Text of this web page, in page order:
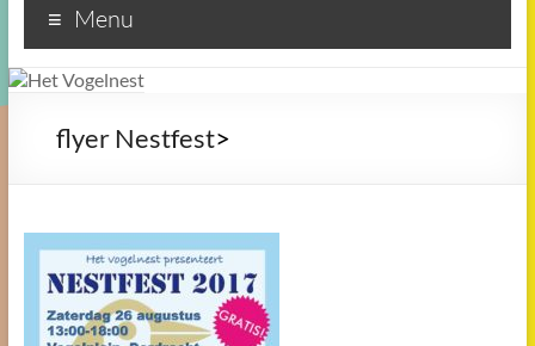
Het
Vogelnest
Sterke
buurt
Menu
>
flyer Nestfest